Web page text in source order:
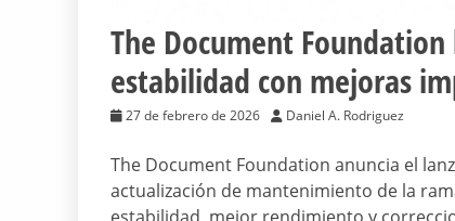
The Document
estabilidad con mejoras
27 de febrero de 2026 Daniel A. Rodriguez
The Document Foundation anuncia el
actualización de mantenimiento de la